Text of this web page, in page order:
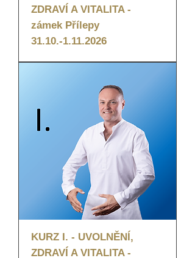
ZDRAVÍ A VITALITA -
zámek Přílepy
31.10.-1.11.2026
KURZ I. - UVOLNĚNÍ,
ZDRAVÍ A VITALITA -